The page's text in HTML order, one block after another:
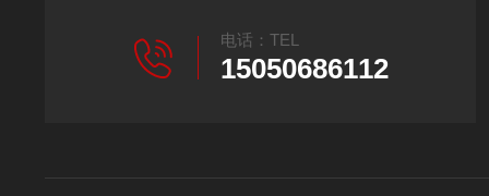
电话：TEL
15050686112